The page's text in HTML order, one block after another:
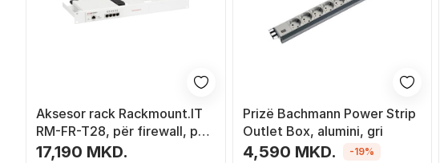
Aksesor rack Rackmount.IT
RM-FR-T28, për firewall, për
rack 19", metalik
17,190 MKD.
Prizë Bachmann Power Strip
Outlet Box, alumini, gri
4,590 MKD. -19%